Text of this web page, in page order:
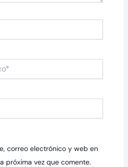
correo electrónico y web en
próxima vez que comente.